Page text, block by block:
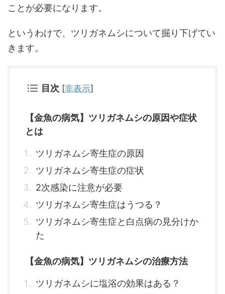
ことが必要になります。
というわけで、ツリガネムシについて掘り下げてい
きます。
目次 [非表示]
【金魚の病気】ツリガネムシの原因や症状
とは
ツリガネムシ寄生症の原因
ツリガネムシ寄生症の症状
2次感染に注意が必要
ツリガネムシ寄生症はうつる？
ツリガネムシ寄生症と白点病の見分けか
た
【金魚の病気】ツリガネムシの治療方法
ツリガネムシに塩浴の効果はある？